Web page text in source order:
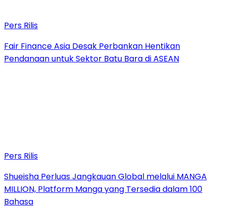
Pers Rilis
Fair Finance Asia Desak Perbankan Hentikan
Pendanaan untuk Sektor Batu Bara di ASEAN
Pers Rilis
Shueisha Perluas Jangkauan Global melalui MANGA
MILLION, Platform Manga yang Tersedia dalam 100
Bahasa